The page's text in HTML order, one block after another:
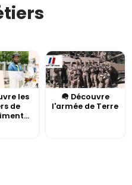
les
de
🪖 Découvre
l'armée de Terre